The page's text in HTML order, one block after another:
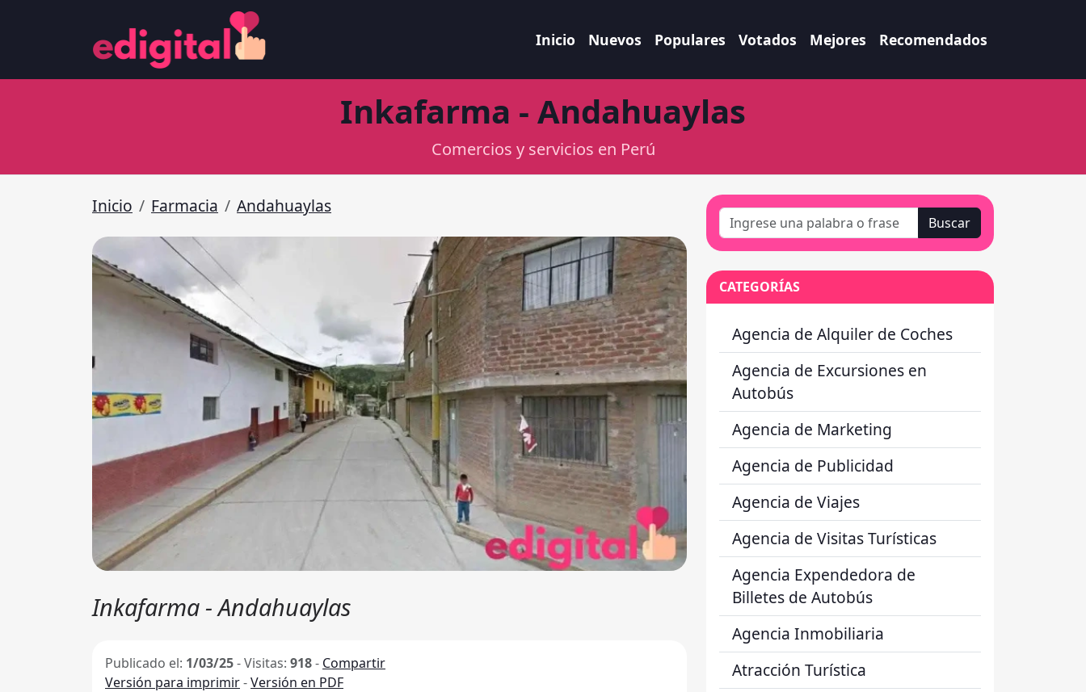
Inicio Nuevos Populares Votados Mejores Recomendados
Inkafarma - Andahuaylas
Comercios y servicios en Perú
Inicio Farmacia Andahuaylas
Inkafarma - Andahuaylas
Publicado el: 1/03/25-Visitas: 918- Compartir
Versión para imprimir-Versión en PDF
Buscar
CATEGORÍAS
Agencia de Alquiler de Coches
Agencia de Excursiones en
Autobús
Agencia de Marketing
Agencia de Publicidad
Agencia de Viajes
Agencia de Visitas Turísticas
Agencia Expendedora de
Billetes de Autobús
Agencia Inmobiliaria
Atracción Turística